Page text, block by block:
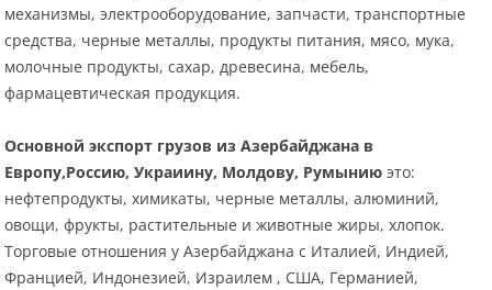
механизмы, электрооборудование, запчасти, транспортные
средства, черные металлы, продукты питания, мясо, мука,
молочные продукты, сахар, древесина, мебель,
фармацевтическая продукция.
Основной экспорт грузов из Азербайджана в
Европу,Россию, Украиину, Молдову, Румынию это:
нефтепродукты, химикаты, черные металлы, алюминий,
овощи, фрукты, растительные и животные жиры, хлопок.
Торговые отношения у Азербайджана с Италией, Индией,
Францией, Индонезией, Израилем , США, Германией,